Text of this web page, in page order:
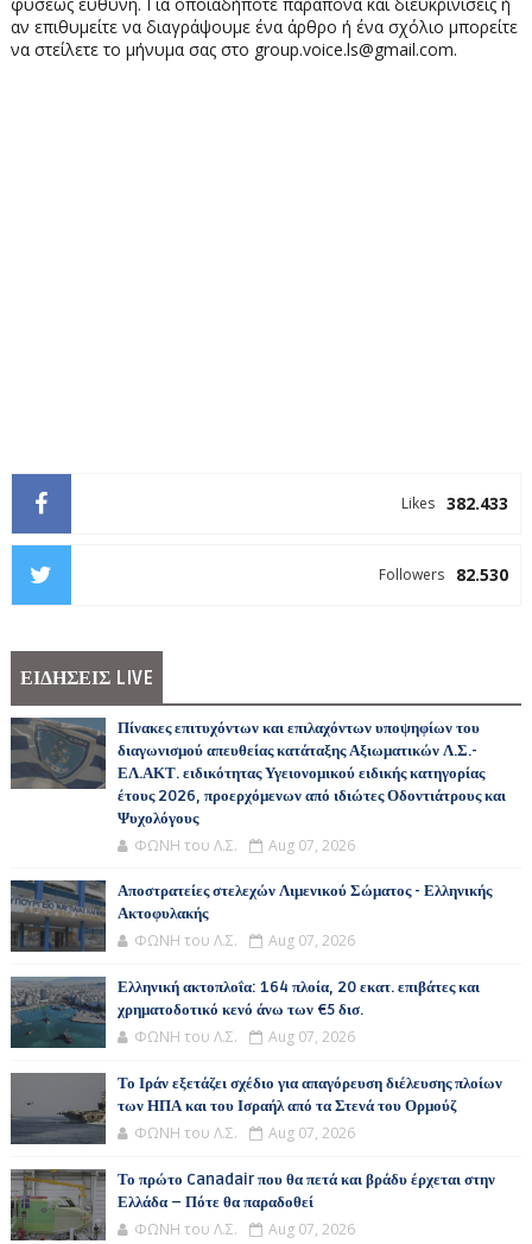
αν επιθυμείτε να διαγράψουμε ένα άρθρο ή ένα σχόλιο μπορείτε
να στείλετε το μήνυμα σας στο group.voice.ls@gmail.com.
382.433
Likes
82.530
Followers
ΕΙΔΗΣΕΙΣ LIVE
Πίνακες επιτυχόντων και επιλαχόντων υποψηφίων του
διαγωνισμού απευθείας κατάταξης Αξιωματικών Λ.Σ.-
ΕΛ.ΑΚΤ. ειδικότητας Υγειονομικού ειδικής κατηγορίας
έτους 2026, προερχόμενων από ιδιώτες Οδοντιάτρους και
Ψυχολόγους
ΦΩΝΗ του Λ.Σ. Aug 07, 2026
Αποστρατείες στελεχών Λιμενικού Σώματος - Ελληνικής
Ακτοφυλακής
ΦΩΝΗ του Λ.Σ. Aug 07, 2026
Ελληνική ακτοπλοΐα: 164 πλοία, 20 εκατ. επιβάτες και
χρηματοδοτικό κενό άνω των €5 δισ.
ΦΩΝΗ του Λ.Σ. Aug 07, 2026
Το Ιράν εξετάζει σχέδιο για απαγόρευση διέλευσης πλοίων
των ΗΠΑ και του Ισραήλ από τα Στενά του Ορμούζ
ΦΩΝΗ του Λ.Σ. Aug 07, 2026
Το πρώτο Canadair που θα πετά και βράδυ έρχεται στην
Ελλάδα – Πότε θα παραδοθεί
ΦΩΝΗ του Λ.Σ. Aug 07, 2026